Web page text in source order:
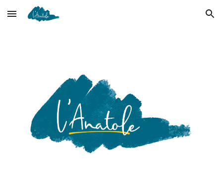
Skip to main content Skip to navigation